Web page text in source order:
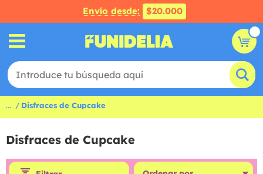
Envío desde: $20.000
... Disfraces de Cupcake
Disfraces de Cupcake